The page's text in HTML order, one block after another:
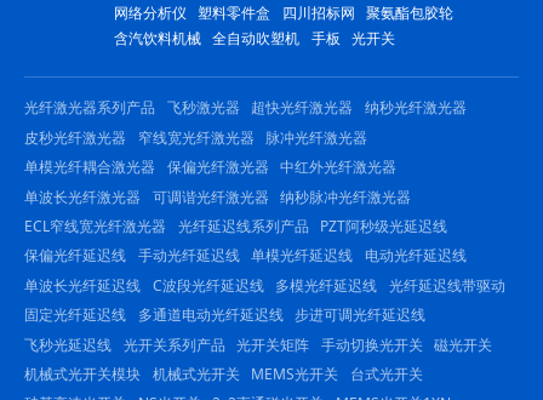
网络分析仪 塑料零件盒 四川招标网
聚氨酯包胶轮
含汽饮料机械 全自动吹塑机 手板 光开关
光纤激光器系列产品 飞秒激光器 超快光纤激光器
纳秒光纤激光器
皮秒光纤激光器
窄线宽光纤激光器
脉冲光纤激光器
单模光纤耦合激光器
保偏光纤激光器 中红外光纤激光器
单波长光纤激光器
可调谐光纤激光器 纳秒脉冲光纤激光器
ECL窄线宽光纤激光器
光纤延迟线系列产品
PZT阿秒级光延迟线
保偏光纤延迟线 手动光纤延迟线 单模光纤延迟线
电动光纤延迟线
单波长光纤延迟线 C波段光纤延迟线 多模光纤延迟线 光纤延迟线带驱动
固定光纤延迟线
多通道电动光纤延迟线 步进可调光纤延迟线
飞秒光延迟线 光开关系列产品 光开关矩阵 手动切换光开关 磁光开关
机械式光开关模块 机械式光开关 MEMS光开关
台式光开关